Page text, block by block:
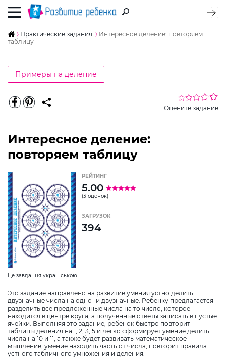
Практические задания
Интересное деление: повторяем
таблицу
Примеры на деление
Оцените задание
Интересное деление:
повторяем таблицу
Це завдання українською
Это задание направлено на развитие умения устно делить
двузначные числа на одно- и двузначные. Ребенку предлагается
разделить все предложенные числа на то число, которое
находится в центре круга, а полученные ответы записать в пустые
ячейки. Выполняя это задание, ребенок быстро повторит
таблицы деления на 1, 2, 3, 5 и легко сформирует умение делить
числа на 10 и 11, а также будет развивать математическое
мышление, умение находить часть от числа, повторит правила
устного табличного умножения и деления.
РЕЙТИНГ
5.00
(3 оценок)
ЗАГРУЗОК
394